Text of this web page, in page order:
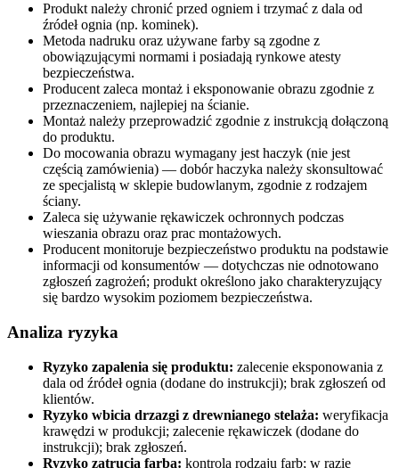
Produkt należy chronić przed ogniem i trzymać z dala od
źródeł ognia (np. kominek).
Metoda nadruku oraz używane farby są zgodne z
obowiązującymi normami i posiadają rynkowe atesty
bezpieczeństwa.
Producent zaleca montaż i eksponowanie obrazu zgodnie z
przeznaczeniem, najlepiej na ścianie.
Montaż należy przeprowadzić zgodnie z instrukcją dołączoną
do produktu.
Do mocowania obrazu wymagany jest haczyk (nie jest
częścią zamówienia) — dobór haczyka należy skonsultować
ze specjalistą w sklepie budowlanym, zgodnie z rodzajem
ściany.
Zaleca się używanie rękawiczek ochronnych podczas
wieszania obrazu oraz prac montażowych.
Producent monitoruje bezpieczeństwo produktu na podstawie
informacji od konsumentów — dotychczas nie odnotowano
zgłoszeń zagrożeń; produkt określono jako charakteryzujący
się bardzo wysokim poziomem bezpieczeństwa.
Analiza ryzyka
Ryzyko zapalenia się produktu: zalecenie eksponowania z
dala od źródeł ognia (dodane do instrukcji); brak zgłoszeń od
klientów.
Ryzyko wbicia drzazgi z drewnianego stelaża: weryfikacja
krawędzi w produkcji; zalecenie rękawiczek (dodane do
instrukcji); brak zgłoszeń.
Ryzyko zatrucia farbą: kontrola rodzaju farb; w razie